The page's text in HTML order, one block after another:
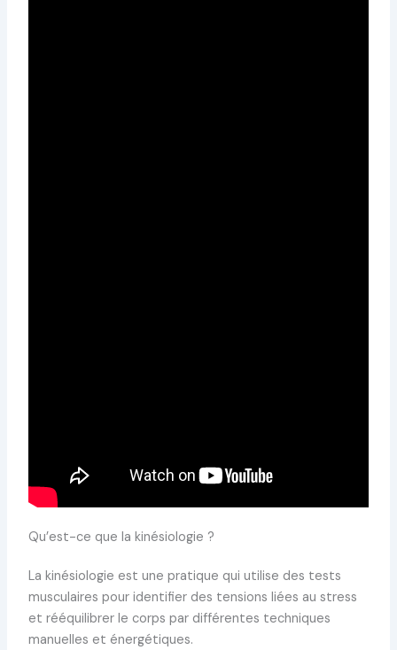
Qu’est-ce que la kinésiologie ?
La kinésiologie est une pratique qui utilise des tests
musculaires pour identifier des tensions liées au stress
et rééquilibrer le corps par différentes techniques
manuelles et énergétiques.